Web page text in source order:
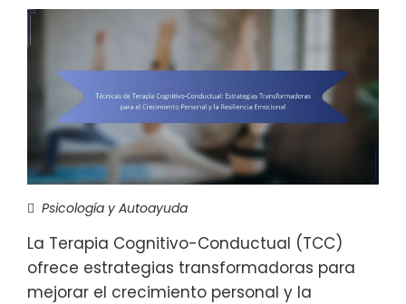
Psicología y Autoayuda
La Terapia Cognitivo-Conductual (TCC)
ofrece estrategias transformadoras para
mejorar el crecimiento personal y la